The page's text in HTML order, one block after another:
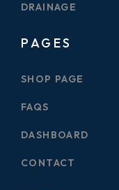
DRAINAGE
PAGES
SHOP PAGE
FAQS
DASHBOARD
CONTACT